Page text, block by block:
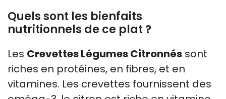
Quels sont les bienfaits
nutritionnels de ce plat ?
Les Crevettes Légumes Citronnés sont
riches en protéines, en fibres, et en
vitamines. Les crevettes fournissent des